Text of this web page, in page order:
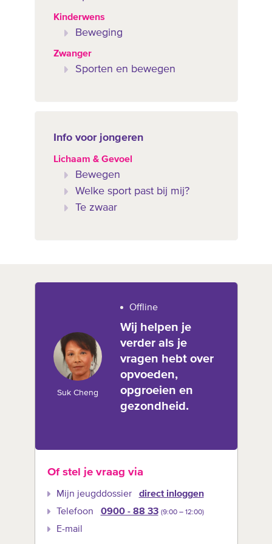
Kinderwens
Beweging
Zwanger
Sporten en bewegen
Info voor jongeren
Lichaam & Gevoel
Bewegen
Welke sport past bij mij?
Te zwaar
Suk Cheng
Offline
Wij helpen je
verder als je
vragen hebt over
opvoeden,
opgroeien en
gezondheid.
Of stel je vraag via
Mijn jeugddossier
direct inloggen
Telefoon
0900 - 88 33 (9:00 –‍ 12:00)
E-mail